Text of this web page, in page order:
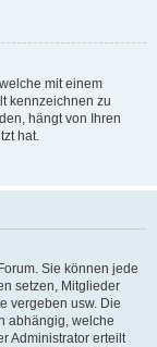
mit einem
kennzeichnen zu
hängt von Ihren
hat.
Sie können jede
setzen, Mitglieder
vergeben usw. Die
abhängig, welche
Administrator erteilt